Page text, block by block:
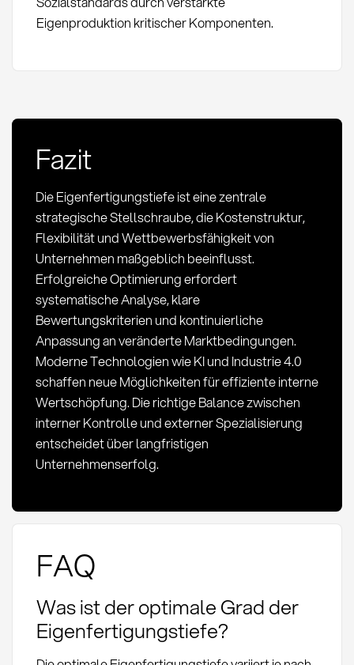
Eigenproduktion kritischer Komponenten.
Fazit
Die Eigenfertigungstiefe ist eine zentrale
strategische Stellschraube, die Kostenstruktur,
Flexibilität und Wettbewerbsfähigkeit von
Unternehmen maßgeblich beeinflusst.
Erfolgreiche Optimierung erfordert
systematische Analyse, klare
Bewertungskriterien und kontinuierliche
Anpassung an veränderte Marktbedingungen.
Moderne Technologien wie KI und Industrie 4.0
schaffen neue Möglichkeiten für effiziente interne
Wertschöpfung. Die richtige Balance zwischen
interner Kontrolle und externer Spezialisierung
entscheidet über langfristigen
Unternehmenserfolg.
FAQ
Was ist der optimale Grad der
Eigenfertigungstiefe?